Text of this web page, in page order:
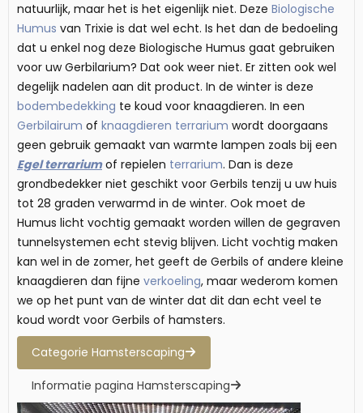
natuurlijk, maar het is het eigenlijk niet. Deze Biologische
Humus van Trixie is dat wel echt. Is het dan de bedoeling
dat u enkel nog deze Biologische Humus gaat gebruiken
voor uw Gerbilarium? Dat ook weer niet. Er zitten ook wel
degelijk nadelen aan dit product. In de winter is deze
bodembedekking te koud voor knaagdieren. In een
Gerbilairum of knaagdieren terrarium wordt doorgaans
geen gebruik gemaakt van warmte lampen zoals bij een
Egel terrariumof repielen terrarium. Dan is deze
grondbedekker niet geschikt voor Gerbils tenzij u uw huis
tot 28 graden verwarmd in de winter. Ook moet de
Humus licht vochtig gemaakt worden willen de gegraven
tunnelsystemen echt stevig blijven. Licht vochtig maken
kan wel in de zomer, het geeft de Gerbils of andere kleine
knaagdieren dan fijne verkoeling, maar wederom komen
we op het punt van de winter dat dit dan echt veel te
koud wordt voor Gerbils of hamsters.
Categorie Hamsterscaping
Informatie pagina Hamsterscaping